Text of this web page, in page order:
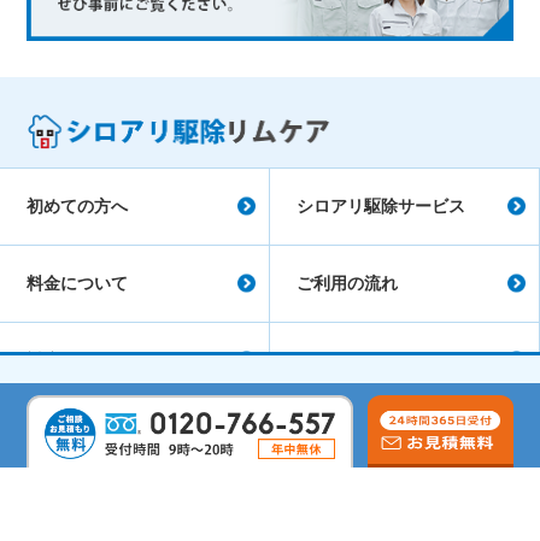
初めての方へ シロアリ駆除サービス
料金について ご利用の流れ
対応エリア シロアリ駆除コラム
会社概要 よくあるご質問